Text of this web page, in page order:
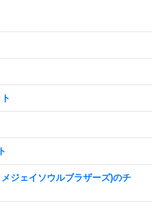
ジェイソウルブラザーズ)のチ